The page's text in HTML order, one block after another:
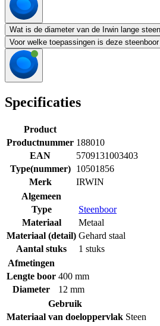
Wat is de diameter van de Irwin lange
Voor welke toepassingen is deze
Specificaties
Product
Productnummer 188010
EAN
5709131003403
Type(nummer)
10501856
Merk
IRWIN
Algemeen
Type
Steenboor
Materiaal
Metaal
Materiaal (detail) Gehard staal
Aantal stuks
1 stuks
Afmetingen
Lengte boor 400 mm
Diameter
12 mm
Gebruik
Materiaal van doeloppervlak Steen